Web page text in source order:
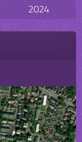
2024